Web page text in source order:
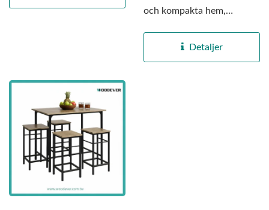
och kompakta hem,
Matgrupp...Detaljer